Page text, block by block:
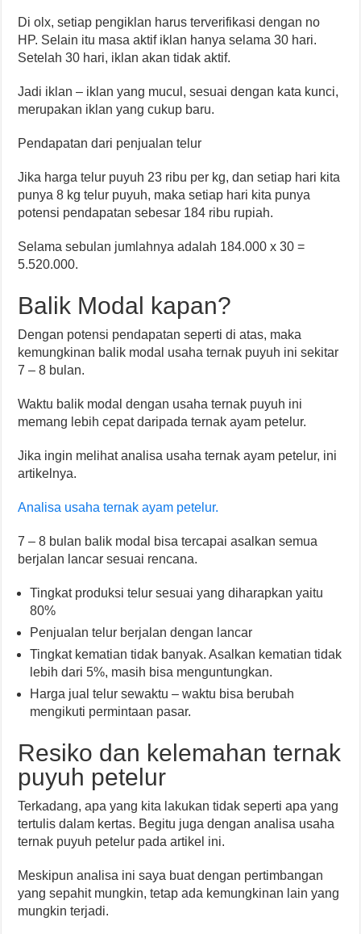
Di olx, setiap pengiklan harus terverifikasi dengan no
HP. Selain itu masa aktif iklan hanya selama 30 hari.
Setelah 30 hari, iklan akan tidak aktif.
Jadi iklan – iklan yang mucul, sesuai dengan kata kunci,
merupakan iklan yang cukup baru.
Pendapatan dari penjualan telur
Jika harga telur puyuh 23 ribu per kg, dan setiap hari kita
punya 8 kg telur puyuh, maka setiap hari kita punya
potensi pendapatan sebesar 184 ribu rupiah.
Selama sebulan jumlahnya adalah 184.000 x 30 =
5.520.000.
Balik Modal kapan?
Dengan potensi pendapatan seperti di atas, maka
kemungkinan balik modal usaha ternak puyuh ini sekitar
7 – 8 bulan.
Waktu balik modal dengan usaha ternak puyuh ini
memang lebih cepat daripada ternak ayam petelur.
Jika ingin melihat analisa usaha ternak ayam petelur, ini
artikelnya.
Analisa usaha ternak ayam petelur.
7 – 8 bulan balik modal bisa tercapai asalkan semua
berjalan lancar sesuai rencana.
Tingkat produksi telur sesuai yang diharapkan yaitu
80%
Penjualan telur berjalan dengan lancar
Tingkat kematian tidak banyak. Asalkan kematian tidak
lebih dari 5%, masih bisa menguntungkan.
Harga jual telur sewaktu – waktu bisa berubah
mengikuti permintaan pasar.
Resiko dan kelemahan ternak
puyuh petelur
Terkadang, apa yang kita lakukan tidak seperti apa yang
tertulis dalam kertas. Begitu juga dengan analisa usaha
ternak puyuh petelur pada artikel ini.
Meskipun analisa ini saya buat dengan pertimbangan
yang sepahit mungkin, tetap ada kemungkinan lain yang
mungkin terjadi.